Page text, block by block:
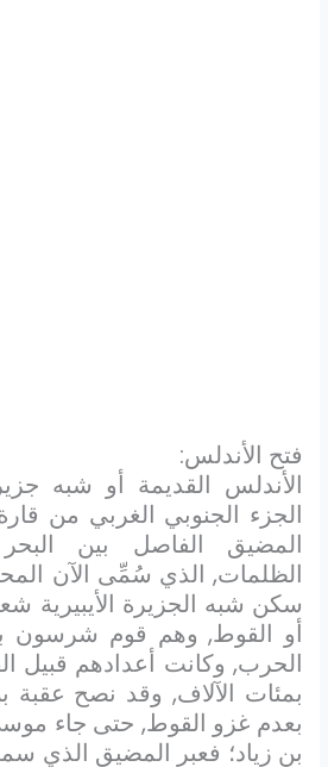
فتح الأندلس:
الأندلس القديمة أو شبه
الجزء الجنوبي الغربي من
المضيق الفاصل بين
الظلمات, الذي سُمِّى الآن
سكن شبه الجزيرة الأيبيرية
أو القوط, وهم قوم شرسون
الحرب, وكانت أعدادهم قبيل
بمئات الآلاف, وقد نصح
بعدم غزو القوط, حتى جاء
بن زياد؛ فعبر المضيق الذي